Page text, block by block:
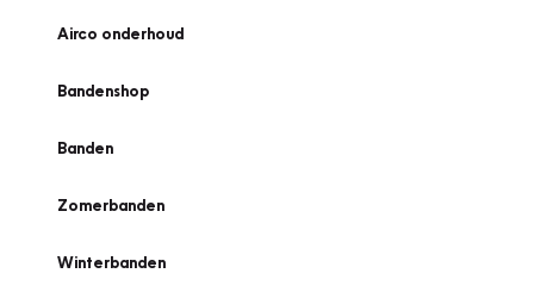
Airco onderhoud
Bandenshop
Banden
Zomerbanden
Winterbanden